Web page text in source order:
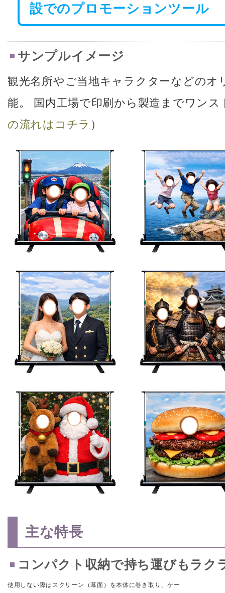
設でのプロモーションツール
サンプルイメージ
観光名所やご当地キャラクターなどのオ
能。 国内工場で印刷から製造までワン
の流れはコチラ ）
主な特長
コンパクト収納で持ち運びもラク
使用しない際はスクリーン（幕面）を本体に巻き取り、ケー